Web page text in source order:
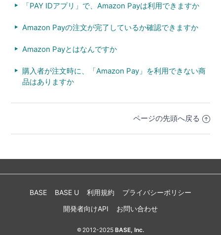
「PAY IDアプリ」で、Amazon Payは利用できますか
Amazon Payの注文が完了しているか確認できますか
Amazon Payとはなんですか
購入者が注文時に、「Amazon Pay」を利用できない商
品はありますか
ページの先頭へ戻る
BASE BASE U 利用規約
プライバシーポリシー
開発者向けAPI
お問い合わせ
© 2012-2025BASE, Inc.